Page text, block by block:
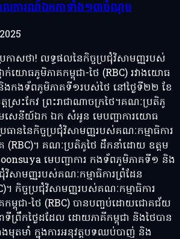
ោលការណ៍ឯកភាទាំង១៣ចំណុច
កាសថា! លទ្ធផលនៃកិច្ចប្រជុំវិសាមញ្ញរបស់
ាក់យោធភូមិភាគកម្ពុជា-ថៃ (RBC) រវាងយោធ
ងកងទ័ពភូមិភាគទី១របស់ថៃ នៅថ្ងៃទី២២ ខែ
ស្រះកែវ ព្រះរាជាណាចក្រថៃ។គណៈប្រតិភូ
មសេនីយ៍ឯក ឯក សំអូន មេបញ្ជាការយោធ
ននៃកិច្ចប្រជុំវិសាមញ្ញរបស់គណៈកម្មាធិការ
(RBC)។ គណៈប្រតិភូថៃ ដឹកនាំដោយ ឧត្តម
មេបញ្ជាការ កងទ័ពភូមិភាគទី១ និង
សាមញ្ញរបស់គណៈកម្មាធិការព្រំដែន
។ កិច្ចប្រជុំវិសាមញ្ញរបស់គណៈកម្មាធិការ
កម្ពុជា-ថៃ (RBC) បានបញ្ចប់ដោយជោគជ័យ
ព្រឹកថ្ងៃដដែល ដោយភាគីកម្ពុជា និងថៃបាន
ាងមុតមាំ ក្នុងការអនុវត្តបទឈប់បាញ់ និង